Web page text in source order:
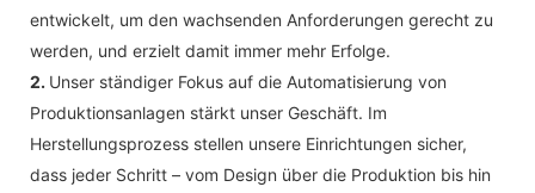
entwickelt, um den wachsenden Anforderungen gerecht zu
werden, und erzielt damit immer mehr Erfolge.
2. Unser ständiger Fokus auf die Automatisierung von
Produktionsanlagen stärkt unser Geschäft. Im
Herstellungsprozess stellen unsere Einrichtungen sicher,
dass jeder Schritt – vom Design über die Produktion bis hin